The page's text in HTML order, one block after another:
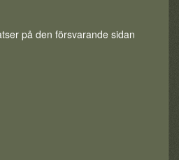
på den försvarande sidan